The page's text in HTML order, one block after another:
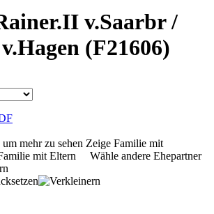
v.Saarbr /
(F21606)
mehr zu sehen Zeige Familie mit
mit Eltern
Wähle andere Ehepartner